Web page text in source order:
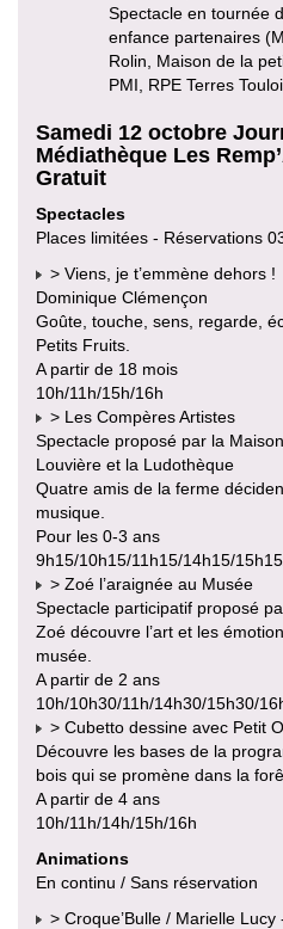
Spectacle en tournée
enfance partenaires
Rolin, Maison de la
PMI, RPE Terres
Samedi 12 octobre
Médiathèque Les
Gratuit
Spectacles
Places limitées - Réservations
> Viens, je t’emmène dehors !
Dominique Clémençon
Goûte, touche, sens, regarde,
Petits Fruits.
A partir de 18 mois
10h/11h/15h/16h
> Les Compères Artistes
Spectacle proposé par la
Louvière et la Ludothèque
Quatre amis de la ferme
musique.
Pour les 0-3 ans
9h15/10h15/11h15/14h15/
> Zoé l’araignée au Musée
Spectacle participatif proposé
Zoé découvre l’art et les
musée.
A partir de 2 ans
10h/10h30/11h/14h30/15h30/
> Cubetto dessine avec Petit
Découvre les bases de la
bois qui se promène dans la
A partir de 4 ans
10h/11h/14h/15h/16h
Animations
En continu / Sans réservation
> Croque’Bulle / Marielle Lucy